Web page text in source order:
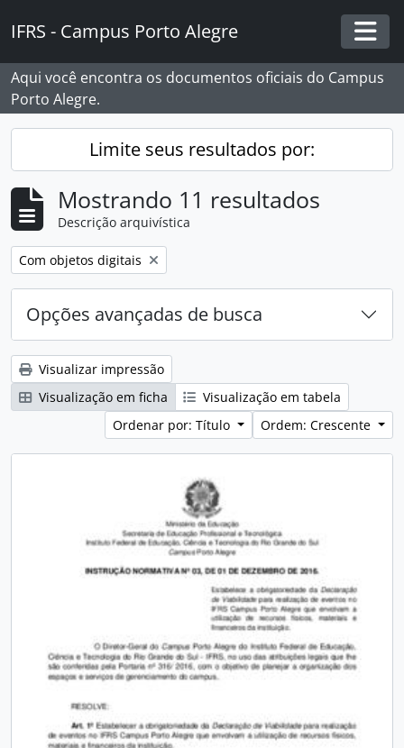
IFRS - Campus Porto Alegre
Aqui você encontra os documentos oficiais do Campus
Porto Alegre.
Limite seus resultados por:
Mostrando 11 resultados
Descrição arquivística
Remover filtro:
Com objetos digitais
Opções avançadas de busca
Visualizar impressão
Visualização em ficha
Visualização em tabela
Ordenar por: Título
Ordem: Crescente